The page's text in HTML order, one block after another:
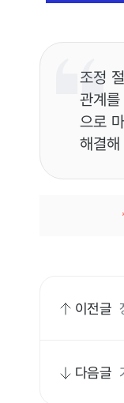
조정
관계
으로
해결
이전글
다음글